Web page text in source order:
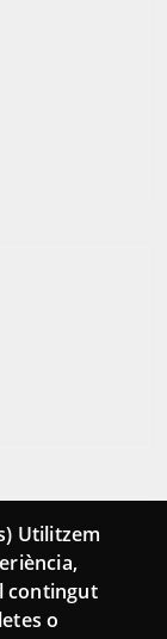
Utilitzem
contingut
o